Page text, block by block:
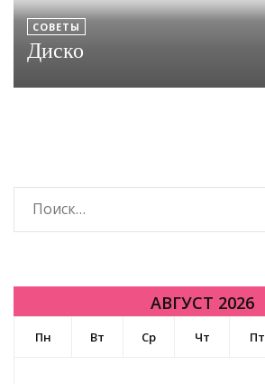
СОВЕТЫ
Диско
Найти:
АВГУСТ 2026
Пн Вт Ср Чт Пт